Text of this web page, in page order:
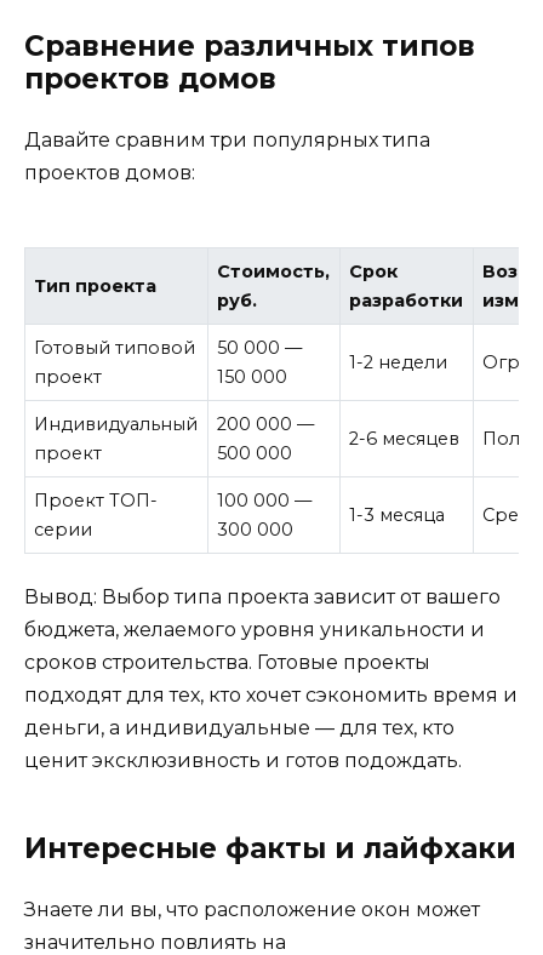
Сравнение различных типов
проектов домов
Давайте сравним три популярных типа
проектов домов:
Тип проекта
Стоимость,
руб.
Срок
разработки
Готовый типовой
проект
50 000 —
150 000
1-2 недели
Индивидуальный
проект
200 000 —
500 000
2-6 месяцев
Проект ТОП-
серии
100 000 —
300 000
1-3 месяца
Вывод: Выбор типа проекта зависит от вашего
бюджета, желаемого уровня уникальности и
сроков строительства. Готовые проекты
подходят для тех, кто хочет сэкономить время и
деньги, а индивидуальные — для тех, кто
ценит эксклюзивность и готов подождать.
Интересные факты и лайфхаки
Знаете ли вы, что расположение окон может
значительно повлиять на